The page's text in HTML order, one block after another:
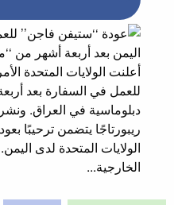
أعلنت الولايات المتحدة
للعمل في السفارة بعد
دبلوماسية في العراق.
ريبورتاجًا يتضمن ترحيبًا
الولايات المتحدة لدى
الخارجية...